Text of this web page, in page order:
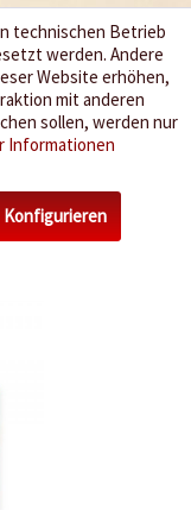
technischen Betrieb
werden. Andere
Website erhöhen,
mit anderen
sollen, werden nur
Informationen
Konfigurieren